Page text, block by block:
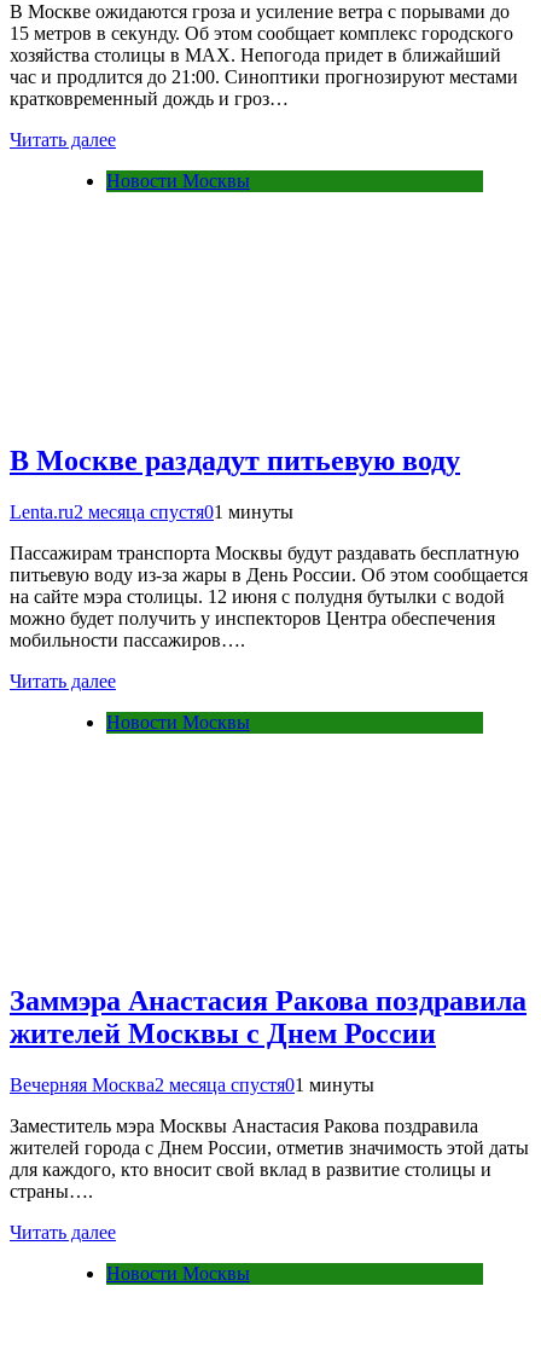
В Москве ожидаются гроза и усиление ветра с порывами до
15 метров в секунду. Об этом сообщает комплекс городского
хозяйства столицы в MAX. Непогода придет в ближайший
час и продлится до 21:00. Синоптики прогнозируют местами
кратковременный дождь и гроз…
Читать далее
Новости Москвы
В Москве раздадут питьевую воду
Lenta.ru2 месяца спустя01 минуты
Пассажирам транспорта Москвы будут раздавать бесплатную
питьевую воду из-за жары в День России. Об этом сообщается
на сайте мэра столицы. 12 июня с полудня бутылки с водой
можно будет получить у инспекторов Центра обеспечения
мобильности пассажиров….
Читать далее
Новости Москвы
Заммэра Анастасия Ракова поздравила
жителей Москвы с Днем России
Вечерняя Москва2 месяца спустя01 минуты
Заместитель мэра Москвы Анастасия Ракова поздравила
жителей города с Днем России, отметив значимость этой даты
для каждого, кто вносит свой вклад в развитие столицы и
страны….
Читать далее
Новости Москвы